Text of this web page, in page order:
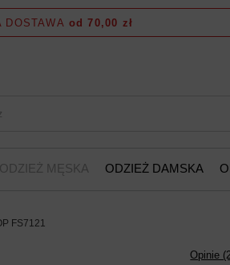
DOSTAWA od 70,00 zł
ODZIEŻ MĘSKA ODZIEŻ DAMSKA
FS7121
Opinie